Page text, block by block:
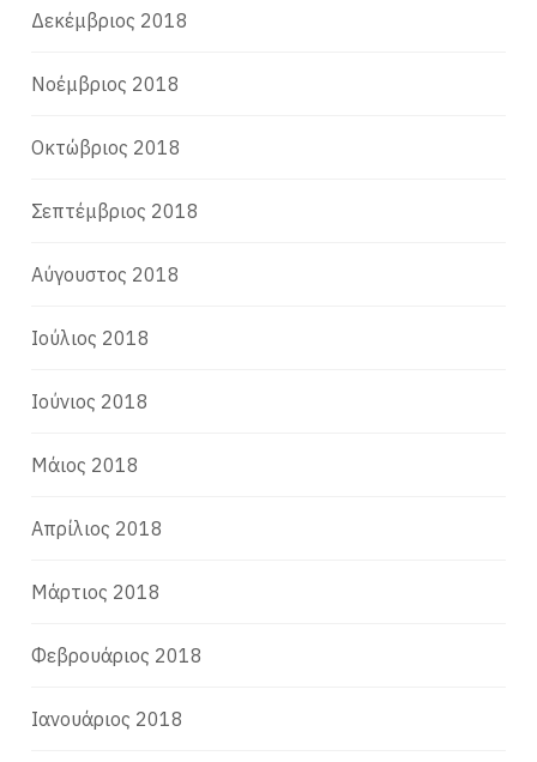
Δεκέμβριος 2018
Νοέμβριος 2018
Οκτώβριος 2018
Σεπτέμβριος 2018
Αύγουστος 2018
Ιούλιος 2018
Ιούνιος 2018
Μάιος 2018
Απρίλιος 2018
Μάρτιος 2018
Φεβρουάριος 2018
Ιανουάριος 2018